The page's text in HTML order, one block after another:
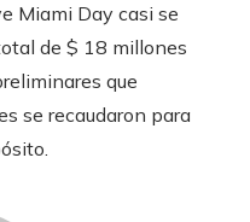
Miami Day casi se
de $ 18 millones
que
se recaudaron para